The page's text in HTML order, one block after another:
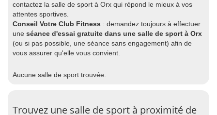
contactez la salle de sport à Orx qui répond le mieux à vos
attentes sportives.
Conseil Votre Club Fitness : demandez toujours à effectuer
une séance d'essai gratuite dans une salle de sport à Orx
(ou si pas possible, une séance sans engagement) afin de
vous assurer qu'elle vous convient.
Aucune salle de sport trouvée.
Trouvez une salle de sport à proximité de